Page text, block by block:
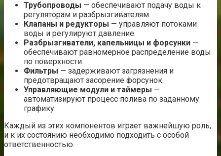
Трубопроводы — обеспечивают подачу воды к
регуляторам и разбрызгивателям.
Клапаны и редукторы — управляют потоками
воды и регулируют давление.
Разбрызгиватели, капельницы и форсунки —
обеспечивают равномерное распределение воды
по поверхности.
Фильтры — задерживают загрязнения и
предотвращают засорение форсунок.
Управляющие модули и таймеры —
автоматизируют процесс полива по заданному
графику.
Каждый из этих компонентов играет важнейшую роль,
и к их состоянию необходимо подходить с особой
ответственностью.